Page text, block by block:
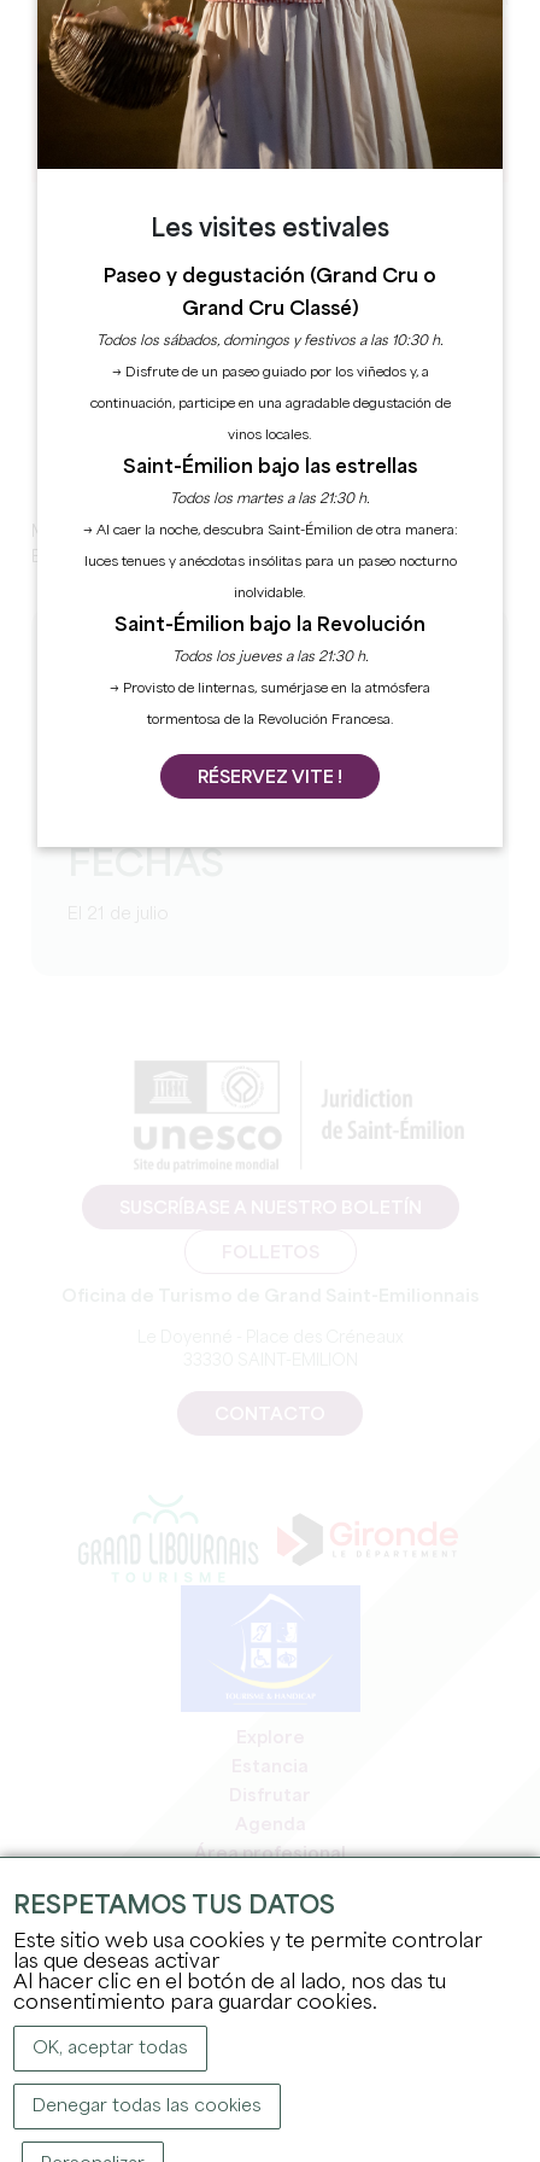
Mercadillo-graneros en Captiourlan (Castillon-la-
Bataille) con bar y restauración.
TARIFS
Entrada Libre
FECHAS
Capitourlan
33350 Castillon-la-Bataille
Área profesional
Espacio prensa
Empleo y prácticas
Información jurídica
Política de confidencialidad
Les visites estivales
Paseo y degustación (Grand Cru o
Grand Cru Classé)
Todos los sábados, domingos y festivos a las 10:30 h.
→ Disfrute de un paseo guiado por los viñedos y, a
continuación, participe en una agradable degustación de
vinos locales.
Saint-Émilion bajo las estrellas
Todos los martes a las 21:30 h.
→ Al caer la noche, descubra Saint-Émilion de otra manera:
luces tenues y anécdotas insólitas para un paseo nocturno
inolvidable.
Saint-Émilion bajo la Revolución
Todos los jueves a las 21:30 h.
→ Provisto de linternas, sumérjase en la atmósfera
tormentosa de la Revolución Francesa.
RÉSERVEZ VITE !
RESPETAMOS TUS DATOS
Este sitio web usa cookies y te permite controlar
las que deseas activar
Al hacer clic en el botón de al lado, nos das tu
consentimiento para guardar cookies.
OK, aceptar todas
Denegar todas las cookies